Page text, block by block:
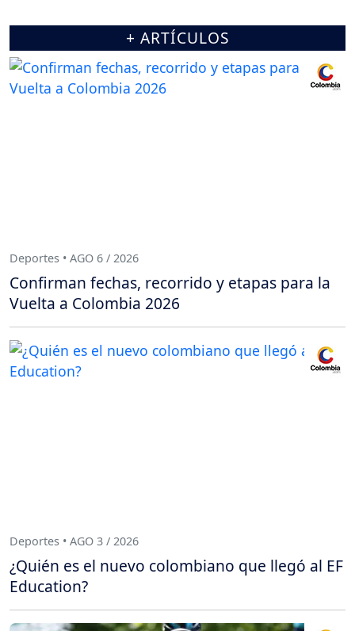
+ ARTÍCULOS
Deportes • AGO 6 / 2026
Confirman fechas, recorrido y etapas para la
Vuelta a Colombia 2026
Deportes • AGO 3 / 2026
¿Quién es el nuevo colombiano que llegó al EF
Education?